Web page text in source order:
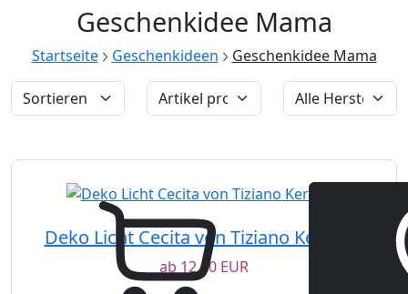
Geschenkidee Mama
Startseite Geschenkideen Geschenkidee Mama
Deko Licht Cecita von Tiziano Keramik
ab 12,90 EUR